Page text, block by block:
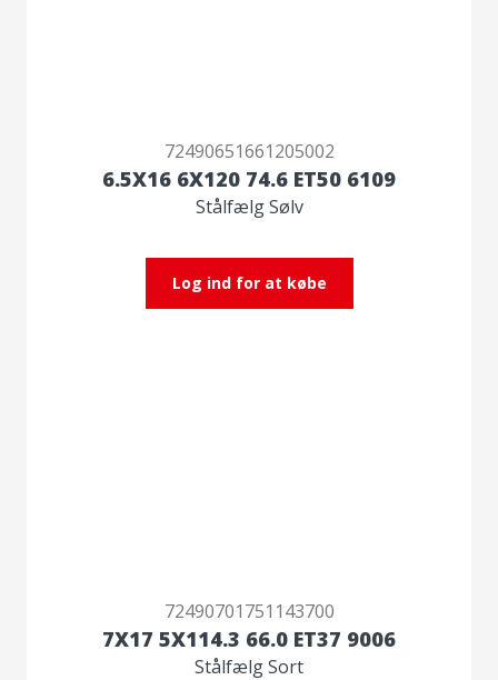
72490651661205002
6.5X16 6X120 74.6 ET50 6109
Stålfælg Sølv
Log ind for at købe
72490701751143700
7X17 5X114.3 66.0 ET37 9006
Stålfælg Sort